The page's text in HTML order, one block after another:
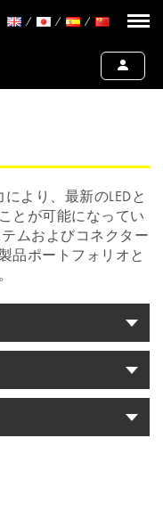
より、最新のLEDと
とが可能になってい
ムおよびコネクター
品ポートフォリオと